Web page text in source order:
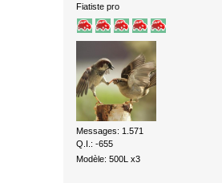
Fiatiste pro
Messages: 1.571
Q.I.: -655
Modèle: 500L x3